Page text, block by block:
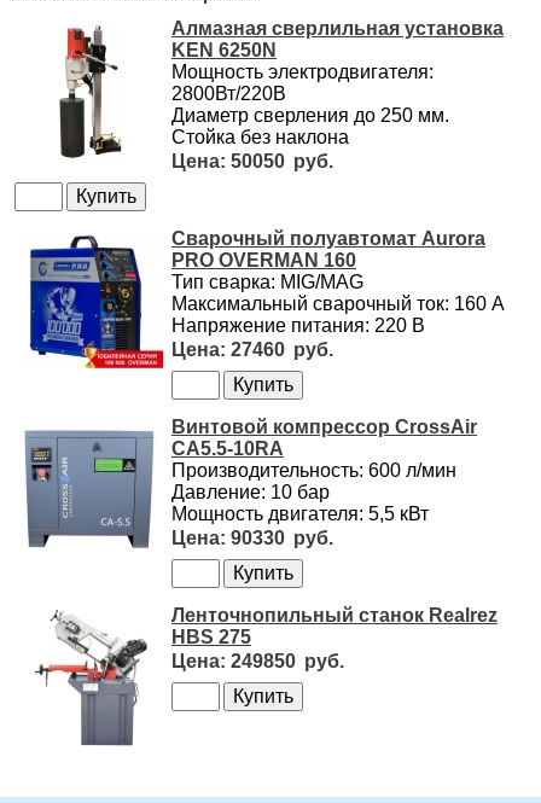
Алмазная сверлильная установка
KEN 6250N
Мощность электродвигателя:
2800Вт/220В
Диаметр сверления до 250 мм.
Стойка без наклона
50050
Сварочный полуавтомат Aurora
PRO OVERMAN 160
Тип сварка: MIG/MAG
Максимальный сварочный ток: 160 А
Напряжение питания: 220 В
27460
Винтовой компрессор CrossAir
CA5.5-10RA
Производительность: 600 л/мин
Давление: 10 бар
Мощность двигателя: 5,5 кВт
90330
Ленточнопильный станок Realrez
HBS 275
249850